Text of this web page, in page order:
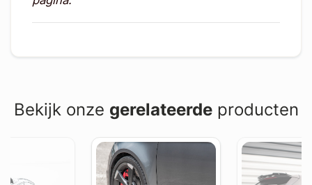
Bekijk onze gerelateerdeproducten